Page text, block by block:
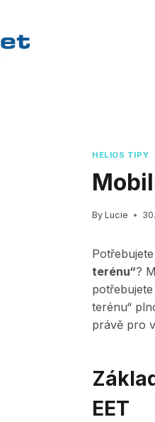
HELIOS TIPY
By Lucie
Potřebujete
terénu“?
terénu“
právě pro
EET